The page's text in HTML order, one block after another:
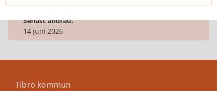
Senast ändrad:
14 juni 2026
Tibro kommun